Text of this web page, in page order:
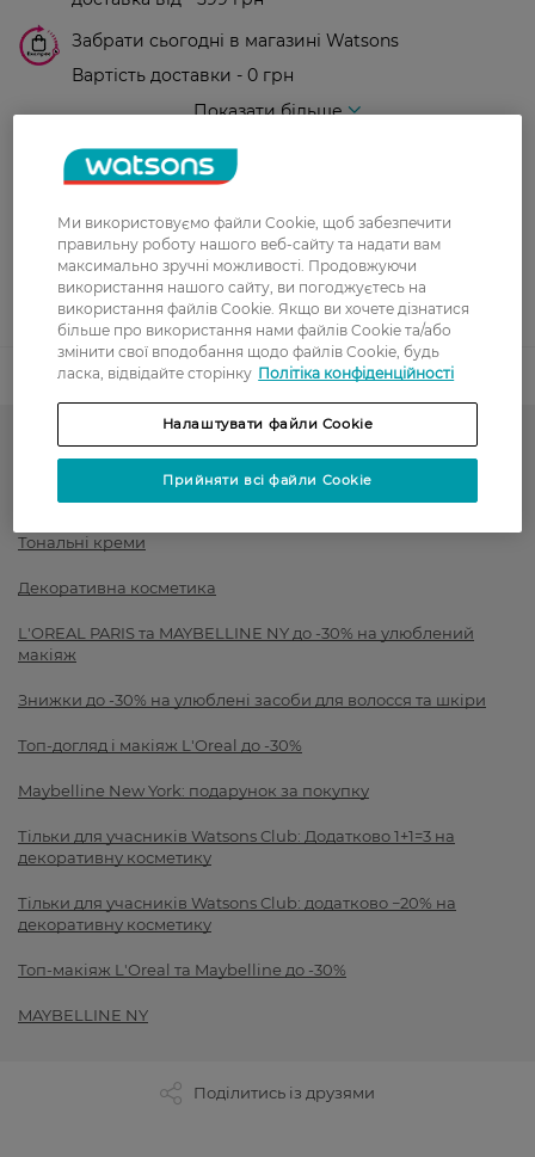
Забрати сьогодні в магазині Watsons
Вартість доставки - 0 грн
Показати більше
Оплата
Післяоплата
Показати більше
Код товару
До -30% на красу, догляд і фарбування волосся
Гарячий сезон у WATSONS
Тональні креми
Декоративна косметика
L'OREAL PARIS та MAYBELLINE NY до -30% на улюблений
макіяж
Знижки до -30% на улюблені засоби для волосся та шкіри
Топ-догляд і макіяж L'Oreal до -30%
Maybelline New York: подарунок за покупку
Тільки для учасників Watsons Club: Додатково 1+1=3 на
декоративну косметику
Тільки для учасників Watsons Club: додатково −20% на
декоративну косметику
Топ-макіяж L'Oreal та Maybelline до -30%
MAYBELLINE NY
Поділитись із друзями
Ми використовуємо файли Cookie, щоб забезпечити
правильну роботу нашого веб-сайту та надати вам
максимально зручні можливості. Продовжуючи
використання нашого сайту, ви погоджуєтесь на
використання файлів Cookie. Якщо ви хочете дізнатися
більше про використання нами файлів Cookie та/або
змінити свої вподобання щодо файлів Cookie, будь
ласка, відвідайте сторінку Політіка конфіденційності
Налаштувати файли Cookie
Прийняти всі файли Cookie